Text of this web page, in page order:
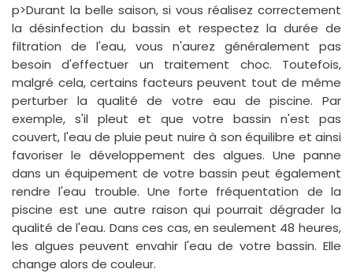
p>Durant la belle saison, si vous réalisez correctement
la désinfection du bassin et respectez la durée de
filtration de l'eau, vous n'aurez généralement pas
besoin d'effectuer un traitement choc. Toutefois,
malgré cela, certains facteurs peuvent tout de même
perturber la qualité de votre eau de piscine. Par
exemple, s'il pleut et que votre bassin n'est pas
couvert, l'eau de pluie peut nuire à son équilibre et ainsi
favoriser le développement des algues. Une panne
dans un équipement de votre bassin peut également
rendre l'eau trouble. Une forte fréquentation de la
piscine est une autre raison qui pourrait dégrader la
qualité de l'eau. Dans ces cas, en seulement 48 heures,
les algues peuvent envahir l'eau de votre bassin. Elle
change alors de couleur.